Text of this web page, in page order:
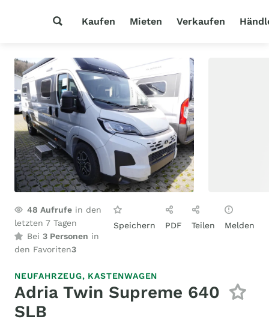
Kaufen Mieten Verkaufen
48 Aufrufe in den
letzten 7 Tagen
Bei 3 Personen in
den Favoriten3
Speichern PDF Teilen Melden
NEUFAHRZEUG, KASTENWAGEN
Adria Twin Supreme 640
SLB